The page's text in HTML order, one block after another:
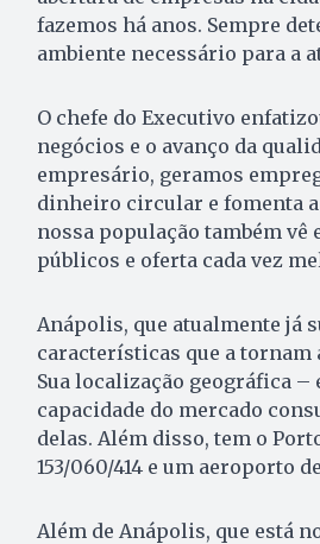
fazemos há anos. Sempre
ambiente necessário para a
O chefe do Executivo
negócios e o avanço da
empresário, geramos
dinheiro circular e fomenta
nossa população também vê
públicos e oferta cada vez
Anápolis, que atualmente já
características que a tornam
Sua localização geográfica
capacidade do mercado
delas. Além disso, tem o
153/060/414 e um aeroporto
Além de Anápolis, que está